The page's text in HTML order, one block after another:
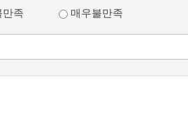
족 매우불만족